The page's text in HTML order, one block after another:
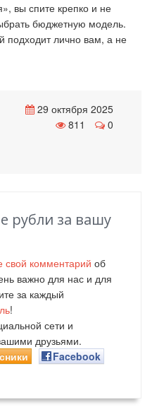
вы спите крепко и не
бюджетную модель.
подходит лично вам, а не
29 октября 2025
811
0
рубли за вашу
свой комментарий об
важно для нас и для
за каждый
!
сети и
друзьями.
Facebook